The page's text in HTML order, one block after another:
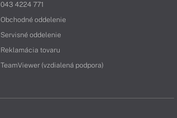
043 4224 771
Obchodné oddelenie
Servisné oddelenie
Reklamácia tovaru
TeamViewer (vzdialená podpora)